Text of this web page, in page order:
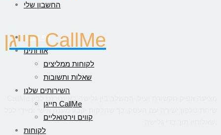
החשבון שלי
דף הבית
אודותינו
לקוחות ממליצים
שאלות ותשובות
השירותים שלנו
חייגן CallMe
קווים וירטואליים
לקוחות
חייגן CallMe
שיחת טלפון ישירה עם העסק, כך שהלקוח יקבל מענה אישי ומיידי לכל